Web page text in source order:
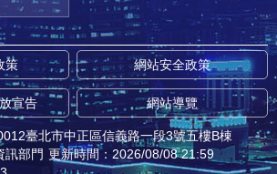
策 網站安全政策
宣告 網站導覽
臺北市中正區信義路一段3號五樓B棟
訊部門 更新時間：2026/08/08 21:59